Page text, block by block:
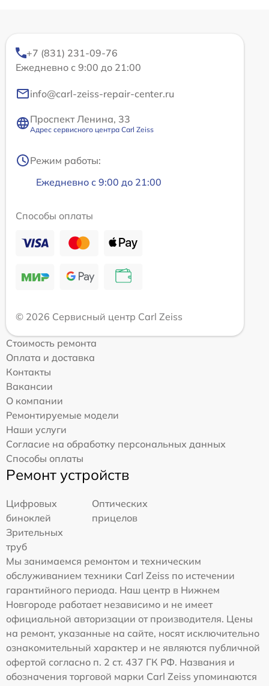
+7 (831) 231-09-76
Ежедневно с 9:00 до 21:00
info@carl-zeiss-repair-center.ru
Проспект Ленина, 33
Адрес сервисного центра Carl Zeiss
Режим работы:
Ежедневно с 9:00 до 21:00
Способы оплаты
© 2026 Сервисный центр Carl Zeiss
Стоимость ремонта
Оплата и доставка
Контакты
Вакансии
О компании
Ремонтируемые модели
Наши услуги
Согласие на обработку персональных данных
Способы оплаты
Ремонт устройств
Цифровых
биноклей
Оптических
прицелов
Зрительных
труб
Мы занимаемся ремонтом и техническим
обслуживанием техники Carl Zeiss по истечении
гарантийного периода. Наш центр в Нижнем
Новгороде работает независимо и не имеет
официальной авторизации от производителя. Цены
на ремонт, указанные на сайте, носят исключительно
ознакомительный характер и не являются публичной
офертой согласно п. 2 ст. 437 ГК РФ. Названия и
обозначения торговой марки Carl Zeiss упоминаются